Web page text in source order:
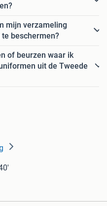
mijn verzameling
beschermen?
of beurzen waar ik
uit de Tweede